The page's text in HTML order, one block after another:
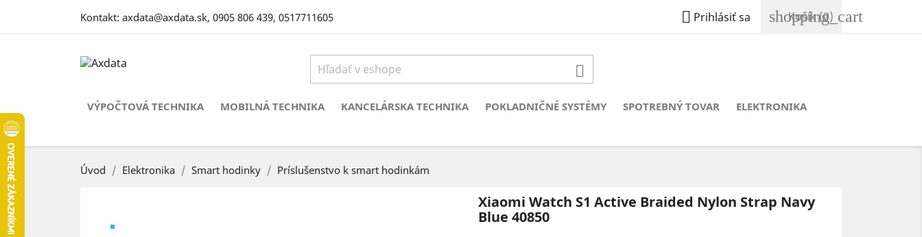
Kontakt: axdata@axdata.sk, 0905 806 439, 0517711605  Prihlásiť sa shopping_cart
Košík(0)

VÝPOČTOVÁ TECHNIKA MOBILNÁ TECHNIKA KANCELÁRSKA TECHNIKA POKLADNIČNÉ SYSTÉMY SPOTREBNÝ TOVAR ELEKTRONIKA
Úvod Elektronika Smart hodinky Príslušenstvo k smart hodinkám
Xiaomi Watch S1 Active Braided Nylon Strap Navy
Blue 40850